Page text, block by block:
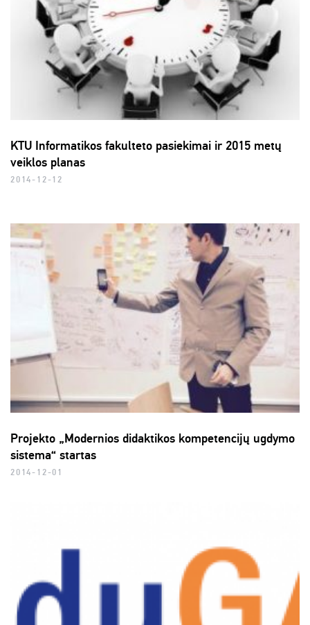
KTU Informatikos fakulteto pasiekimai ir 2015 metų
veiklos planas
2014-12-12
Projekto „Modernios didaktikos kompetencijų ugdymo
sistema“ startas
2014-12-01